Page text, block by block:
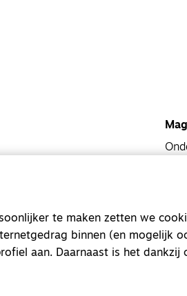
te maken zetten we
binnen (en mogelijk
aan. Daarnaast is het